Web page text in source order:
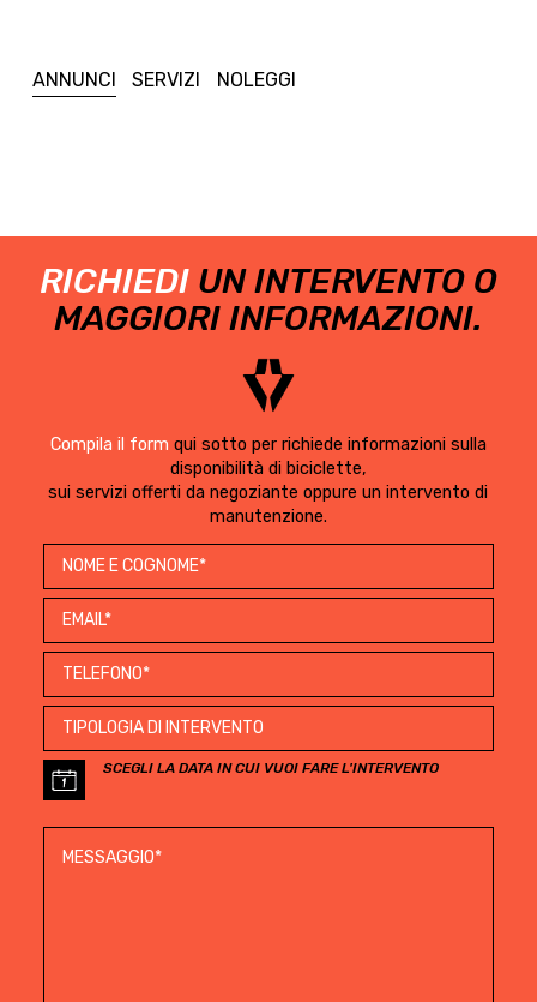
ANNUNCI SERVIZI NOLEGGI
RICHIEDIUN INTERVENTO O
MAGGIORI INFORMAZIONI.
Compila il form qui sotto per richiede informazioni sulla
disponibilità di biciclette,
sui servizi offerti da negoziante oppure un intervento di
manutenzione.
SCEGLI LA DATA IN CUI VUOI FARE L'INTERVENTO